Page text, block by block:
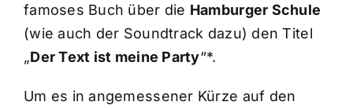
famoses Buch über die Hamburger Schule
(wie auch der Soundtrack dazu) den Titel
„Der Text ist meine Party“*.
Um es in angemessener Kürze auf den